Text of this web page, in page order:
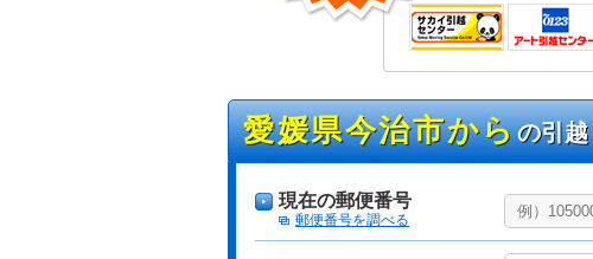
愛媛県今治市からの引
現在の郵便番号
郵便番号を調べる